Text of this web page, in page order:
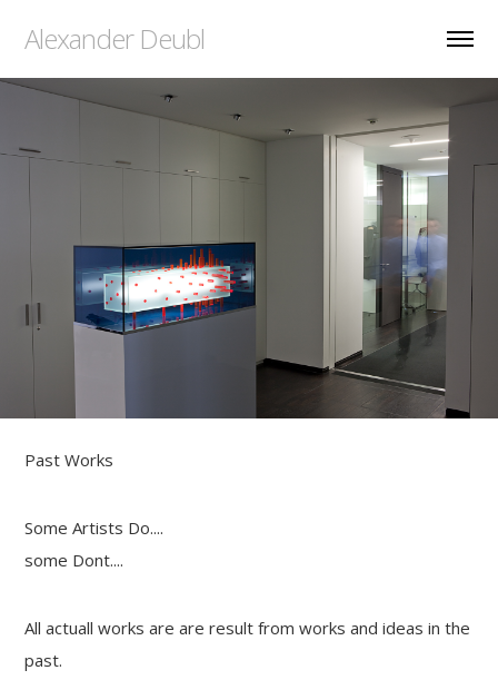
Alexander Deubl
Past Works
Some Artists Do....
some Dont....
All actuall works are are result from works and ideas in the
past.